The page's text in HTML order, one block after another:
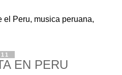
el Peru, musica peruana,
EN PERU